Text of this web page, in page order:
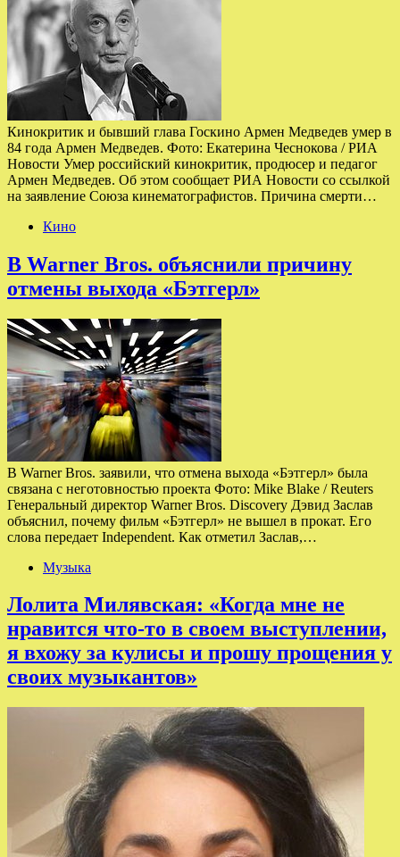
Кинокритик и бывший глава Госкино Армен Медведев умер в
84 года Армен Медведев. Фото: Екатерина Чеснокова / РИА
Новости Умер российский кинокритик, продюсер и педагог
Армен Медведев. Об этом сообщает РИА Новости со ссылкой
на заявление Союза кинематографистов. Причина смерти…
Кино
В Warner Bros. объяснили причину
отмены выхода «Бэтгерл»
В Warner Bros. заявили, что отмена выхода «Бэтгерл» была
связана с неготовностью проекта Фото: Mike Blake / Reuters
Генеральный директор Warner Bros. Discovery Дэвид Заслав
объяснил, почему фильм «Бэтгерл» не вышел в прокат. Его
слова передает Independent. Как отметил Заслав,…
Музыка
Лолита Милявская: «Когда мне не
нравится что-то в своем выступлении,
я вхожу за кулисы и прошу прощения у
своих музыкантов»